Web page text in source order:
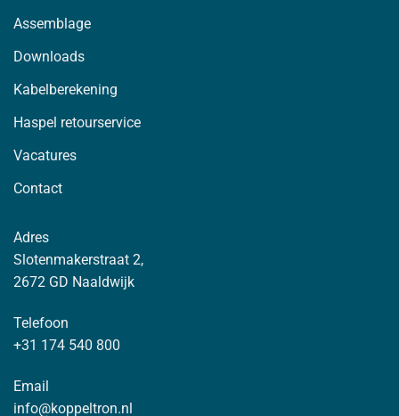
Assemblage
Downloads
Kabelberekening
Haspel retourservice
Vacatures
Contact
Adres
Slotenmakerstraat 2,
2672 GD Naaldwijk
Telefoon
+31 174 540 800
Email
info@koppeltron.nl